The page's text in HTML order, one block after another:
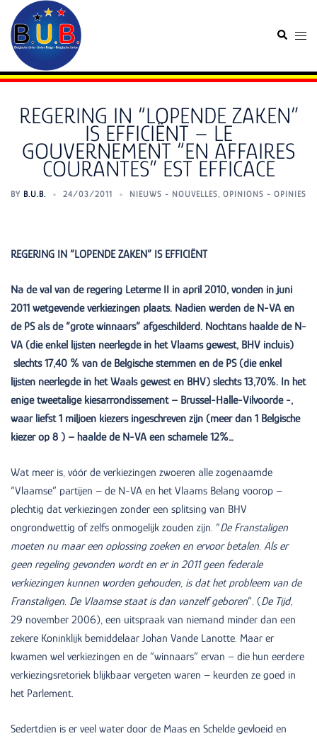
content
Search
REGERING IN “LOPENDE ZAKEN”
IS EFFICIËNT – LE
GOUVERNEMENT “EN AFFAIRES
COURANTES” EST EFFICACE
BY B.U.B. 24/03/2011 NIEUWS - NOUVELLES, OPINIONS - OPINIES
REGERING IN “LOPENDE ZAKEN” IS EFFICIËNT
Na de val van de regering Leterme II in april 2010, vonden in juni
2011 wetgevende verkiezingen plaats. Nadien werden de N-VA en
de PS als de “grote winnaars” afgeschilderd. Nochtans haalde de N-
VA (die enkel lijsten neerlegde in het Vlaams gewest, BHV incluis)
slechts 17,40 % van de Belgische stemmen en de PS (die enkel
lijsten neerlegde in het Waals gewest en BHV) slechts 13,70%. In het
enige tweetalige kiesarrondissement – Brussel-Halle-Vilvoorde -,
waar liefst 1 miljoen kiezers ingeschreven zijn (meer dan 1 Belgische
kiezer op 8 ) – haalde de N-VA een schamele 12%…
Wat meer is, vóór de verkiezingen zwoeren alle zogenaamde
“Vlaamse” partijen – de N-VA en het Vlaams Belang voorop –
plechtig dat verkiezingen zonder een splitsing van BHV
ongrondwettig of zelfs onmogelijk zouden zijn. “De Franstaligen
moeten nu maar een oplossing zoeken en ervoor betalen. Als er
geen regeling gevonden wordt en er in 2011 geen federale
verkiezingen kunnen worden gehouden, is dat het probleem van de
Franstaligen. De Vlaamse staat is dan vanzelf geboren”. (De Tijd,
29 november 2006), een uitspraak van niemand minder dan een
zekere Koninklijk bemiddelaar Johan Vande Lanotte. Maar er
kwamen wel verkiezingen en de “winnaars” ervan – die hun eerdere
verkiezingsretoriek blijkbaar vergeten waren – keurden ze goed in
het Parlement.
Sedertdien is er veel water door de Maas en Schelde gevloeid en